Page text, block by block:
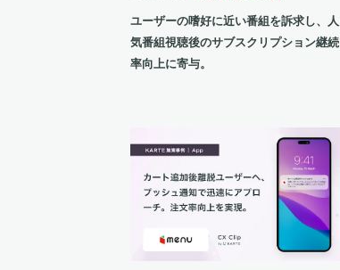
ユーザーの嗜好に近い番組を訴求し、人
気番組視聴後のサブスクリプション継続
率向上に寄与。